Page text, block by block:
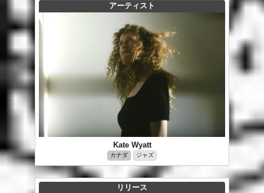
アーティスト
Kate Wyatt
カナダ ジャズ
リリース